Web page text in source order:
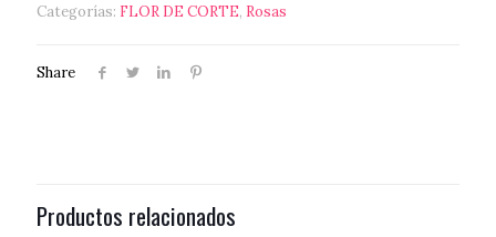
Categorías: FLOR DE CORTE, Rosas
Share
Productos relacionados